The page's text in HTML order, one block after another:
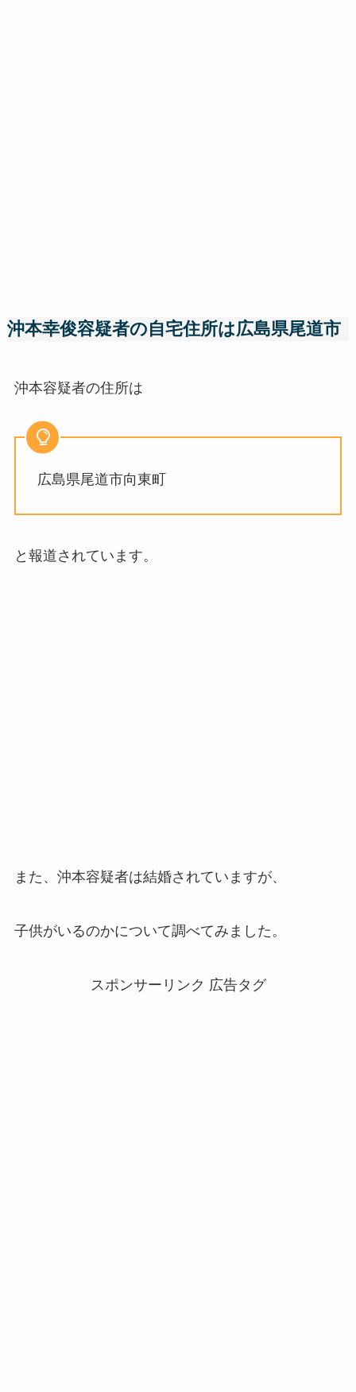
沖本幸俊容疑者の自宅住所は広島県尾道市
沖本容疑者の住所は
広島県尾道市向東町
と報道されています。
また、沖本容疑者は結婚されていますが、
子供がいるのかについて調べてみました。
スポンサーリンク 広告タグ